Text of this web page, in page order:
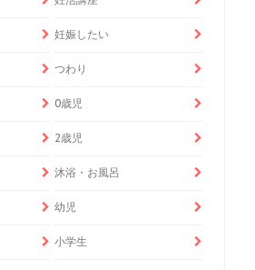
妊娠したい
つわり
0歳児
2歳児
沐浴・お風呂
幼児
小学生